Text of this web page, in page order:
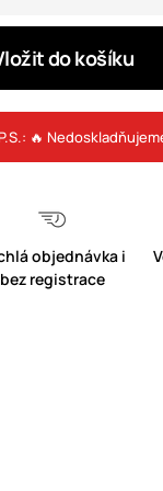
do košíku
🔥
objednávka i
bez registrace